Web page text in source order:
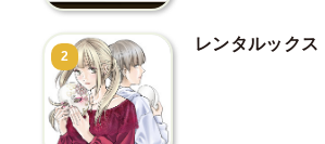
2
レンタルックス